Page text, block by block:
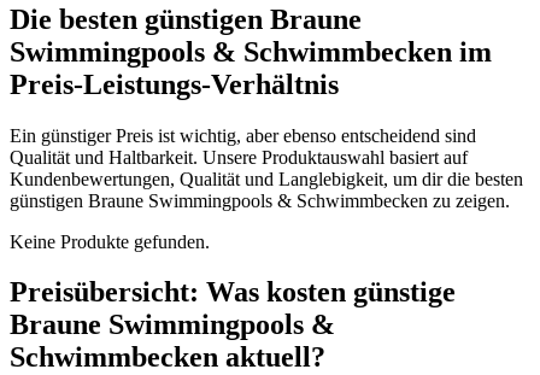
Die besten günstigen Braune
Swimmingpools & Schwimmbecken im
Preis-Leistungs-Verhältnis
Ein günstiger Preis ist wichtig, aber ebenso entscheidend sind
Qualität und Haltbarkeit. Unsere Produktauswahl basiert auf
Kundenbewertungen, Qualität und Langlebigkeit, um dir die besten
günstigen Braune Swimmingpools & Schwimmbecken zu zeigen.
Keine Produkte gefunden.
Preisübersicht: Was kosten günstige
Braune Swimmingpools &
Schwimmbecken aktuell?